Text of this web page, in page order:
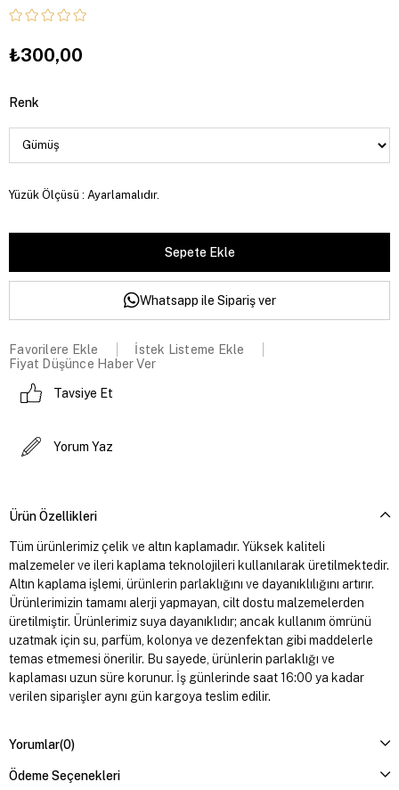
₺300,00
Renk
Yüzük Ölçüsü : Ayarlamalıdır.
Whatsapp ile Sipariş ver
Favorilere Ekle
İstek Listeme Ekle
Fiyat Düşünce Haber Ver
Tavsiye Et
Yorum Yaz
Ürün Özellikleri
Tüm ürünlerimiz çelik ve altın kaplamadır. Yüksek kaliteli
malzemeler ve ileri kaplama teknolojileri kullanılarak üretilmektedir.
Altın kaplama işlemi, ürünlerin parlaklığını ve dayanıklılığını artırır.
Ürünlerimizin tamamı alerji yapmayan, cilt dostu malzemelerden
üretilmiştir. Ürünlerimiz suya dayanıklıdır; ancak kullanım ömrünü
uzatmak için su, parfüm, kolonya ve dezenfektan gibi maddelerle
temas etmemesi önerilir. Bu sayede, ürünlerin parlaklığı ve
kaplaması uzun süre korunur. İş günlerinde saat 16:00 ya kadar
verilen siparişler aynı gün kargoya teslim edilir.
Yorumlar(0)
Ödeme Seçenekleri